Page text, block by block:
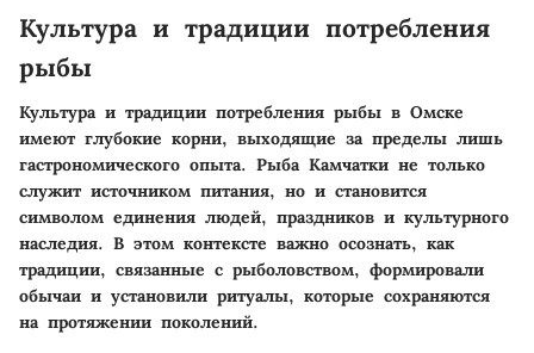
Культура и традиции потребления
рыбы
Культура и традиции потребления рыбы в Омске
имеют глубокие корни, выходящие за пределы лишь
гастрономического опыта. Рыба Камчатки не только
служит источником питания, но и становится
символом единения людей, праздников и культурного
наследия. В этом контексте важно осознать, как
традиции, связанные с рыболовством, формировали
обычаи и установили ритуалы, которые сохраняются
на протяжении поколений.